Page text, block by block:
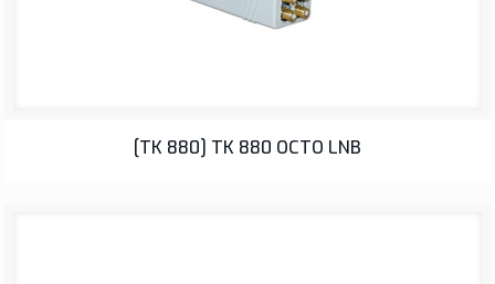
LNB
[TK 880] TK 880 OCTO LNB